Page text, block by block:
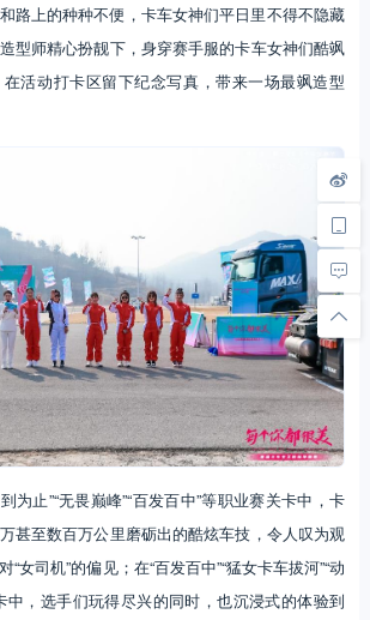
路上的种种不便，卡车女神们平日里不得不隐藏
型师精心扮靓下，身穿赛手服的卡车女神们酷飒
活动打卡区留下纪念写真，带来一场最飒造型
为止”“无畏巅峰”“百发百中”等职业赛关卡中，卡
甚至数百万公里磨砺出的酷炫车技，令人叹为观
女司机”的偏见；在“百发百中”“猛女卡车拔河”“动
中，选手们玩得尽兴的同时，也沉浸式的体验到